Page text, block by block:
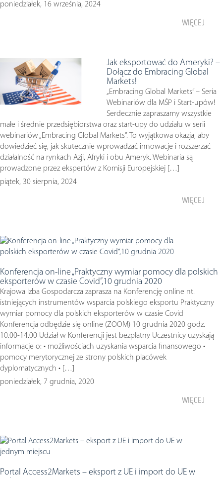
poniedziałek, 16 września, 2024
WIĘCEJ
Jak eksportować do Ameryki? –
Dołącz do Embracing Global
Markets!
„Embracing Global Markets” – Seria
Webinariów dla MŚP i Start-upów!
Serdecznie zapraszamy wszystkie
małe i średnie przedsiębiorstwa oraz start-upy do udziału w serii
webinariów „Embracing Global Markets”. To wyjątkowa okazja, aby
dowiedzieć się, jak skutecznie wprowadzać innowacje i rozszerzać
działalność na rynkach Azji, Afryki i obu Ameryk. Webinaria są
prowadzone przez ekspertów z Komisji Europejskiej […]
piątek, 30 sierpnia, 2024
WIĘCEJ
Konferencja on-line „Praktyczny wymiar pomocy dla polskich
eksporterów w czasie Covid”,10 grudnia 2020
Krajowa Izba Gospodarcza zaprasza na Konferencję online nt.
istniejących instrumentów wsparcia polskiego eksportu Praktyczny
wymiar pomocy dla polskich eksporterów w czasie Covid
Konferencja odbędzie się online (ZOOM) 10 grudnia 2020 godz.
10.00-14.00 Udział w Konferencji jest bezpłatny Uczestnicy uzyskają
informacje o: • możliwościach uzyskania wsparcia finansowego •
pomocy merytorycznej ze strony polskich placówek
dyplomatycznych • […]
poniedziałek, 7 grudnia, 2020
WIĘCEJ
Portal Access2Markets – eksport z UE i import do UE w